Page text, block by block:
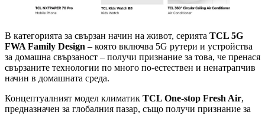
В категорията за свързан начин на живот, серията TCL 5G
FWA Family Design – която включва 5G рутери и устройства
за домашна свързаност – получи признание за това, че пренася
свързаните технологии по много по-естествен и ненатрапчив
начин в домашната среда.
Концептуалният модел климатик TCL One-stop Fresh Air,
предназначен за глобалния пазар, също получи признание за